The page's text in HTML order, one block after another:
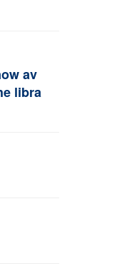
av
libra